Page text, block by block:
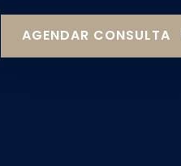
AGENDAR CONSULTA